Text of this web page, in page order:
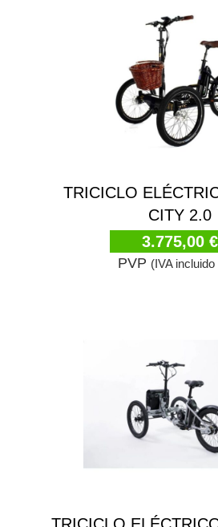
TRICICLO
CITY 2.0
3.775,00 €
PVP (IVA incluido